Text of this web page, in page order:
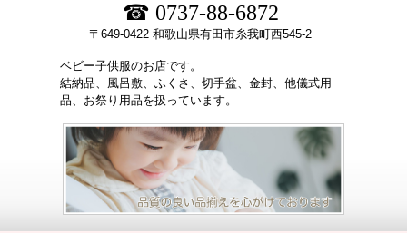
☎ 0737-88-6872
〒649-0422 和歌山県有田市糸我町西545-2
ベビー子供服のお店です。
結納品、風呂敷、ふくさ、切手盆、金封、他儀式用
品、お祭り用品を扱っています。